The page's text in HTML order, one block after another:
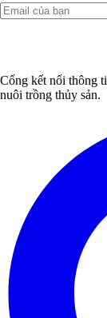
Cổng kết nối thông
nuôi trồng thủy sản.